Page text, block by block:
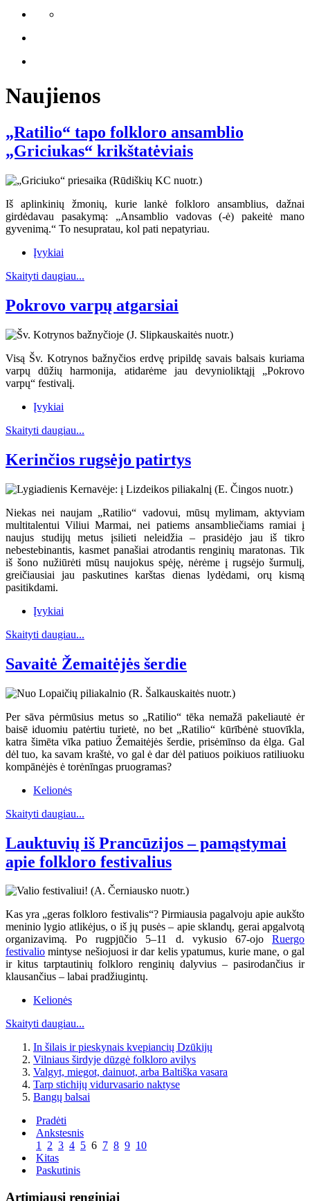
Naujienos
„Ratilio“ tapo folkloro ansamblio
„Griciukas“ krikštatėviais
Iš aplinkinių žmonių, kurie lankė folkloro ansamblius, dažnai
girdėdavau pasakymą: „Ansamblio vadovas (-ė) pakeitė mano
gyvenimą.“ To nesupratau, kol pati nepatyriau.
Įvykiai
Skaityti daugiau...
Pokrovo varpų atgarsiai
Visą Šv. Kotrynos bažnyčios erdvę pripildę savais balsais kuriama
varpų dūžių harmonija, atidarėme jau devynioliktąjį „Pokrovo
varpų“ festivalį.
Įvykiai
Skaityti daugiau...
Kerinčios rugsėjo patirtys
Niekas nei naujam „Ratilio“ vadovui, mūsų mylimam, aktyviam
multitalentui Viliui Marmai, nei patiems ansambliečiams ramiai į
naujus studijų metus įsilieti neleidžia – prasidėjo jau iš tikro
nebestebinantis, kasmet panašiai atrodantis renginių maratonas. Tik
iš šono nužiūrėti mūsų naujokus spėję, nėrėme į rugsėjo šurmulį,
greičiausiai jau paskutines karštas dienas lydėdami, orų kismą
pasitikdami.
Įvykiai
Skaityti daugiau...
Savaitė Žemaitėjės šerdie
Per sāva pėrmūsius metus so „Ratilio“ tēka nemažā pakeliautė ėr
baisē iduomiu patėrtiu turietė, no bet „Ratilio“ kūrībėnė stuovīkla,
katra šimēta vīka patiuo Žemaitėjės šerdie, prisėmīnso da ėlga. Gal
dėl tuo, ka savam kraštė, vo gal ė dar dėl patiuos poikiuos ratiliuoku
kompānėjės ė torėnīngas pruogramas?
Kelionės
Skaityti daugiau...
Lauktuvių iš Prancūzijos – pamąstymai
apie folkloro festivalius
Kas yra „geras folkloro festivalis“? Pirmiausia pagalvoju apie aukšto
meninio lygio atlikėjus, o iš jų pusės – apie sklandų, gerai apgalvotą
organizavimą. Po rugpjūčio 5–11 d. vykusio 67-ojo Ruergo
festivalio mintyse nešiojuosi ir dar kelis ypatumus, kurie mane, o gal
ir kitus tarptautinių folkloro renginių dalyvius – pasirodančius ir
klausančius – labai pradžiugintų.
Kelionės
Skaityti daugiau...
In šilais ir pieskynais kvepiancių Dzūkijų
Vilniaus širdyje dūzgė folkloro avilys
Valgyt, miegot, dainuot, arba Baltiška vasara
Tarp stichijų vidurvasario naktyse
Bangų balsai
Pradėti
Ankstesnis
1 2 3 4 5 6 7 8 9 10
Kitas
Paskutinis
Artimiausi renginiai